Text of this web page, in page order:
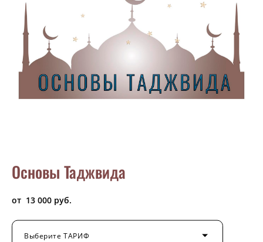
Основы Таджвида
от 13 000 pуб.
Выберите ТАРИФ